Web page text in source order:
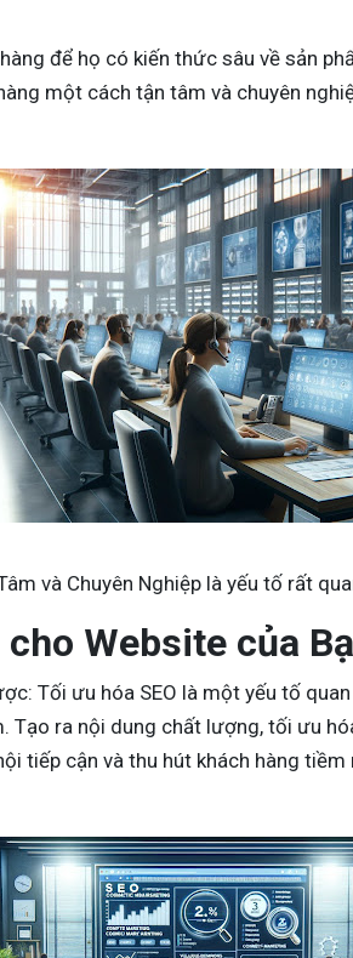
để họ có kiến thức sâu về sản
một cách tận tâm và chuyên
và Chuyên Nghiệp là yếu tố rất
cho Website của
Tối ưu hóa SEO là một yếu tố
Tạo ra nội dung chất lượng, tối ưu
tiếp cận và thu hút khách hàng tiềm